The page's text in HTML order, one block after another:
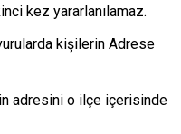
kez yararlanılamaz.
kişilerin Adrese
adresini o ilçe içerisinde